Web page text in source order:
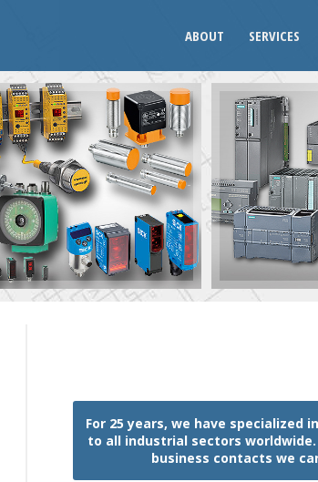
ABOUT SERVICES
For 25 years, we have
to all industrial sectors
business contacts we